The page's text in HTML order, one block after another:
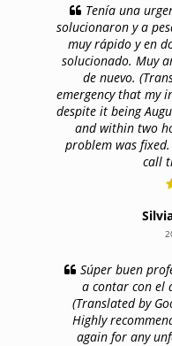
Tenía una
solucionaron y a
muy rápido y en
solucionado. Muy
de nuevo.
emergency that my
despite it being
and within two
problem was
call
Súper buen
a contar con el
(Translated by
Highly
again for any